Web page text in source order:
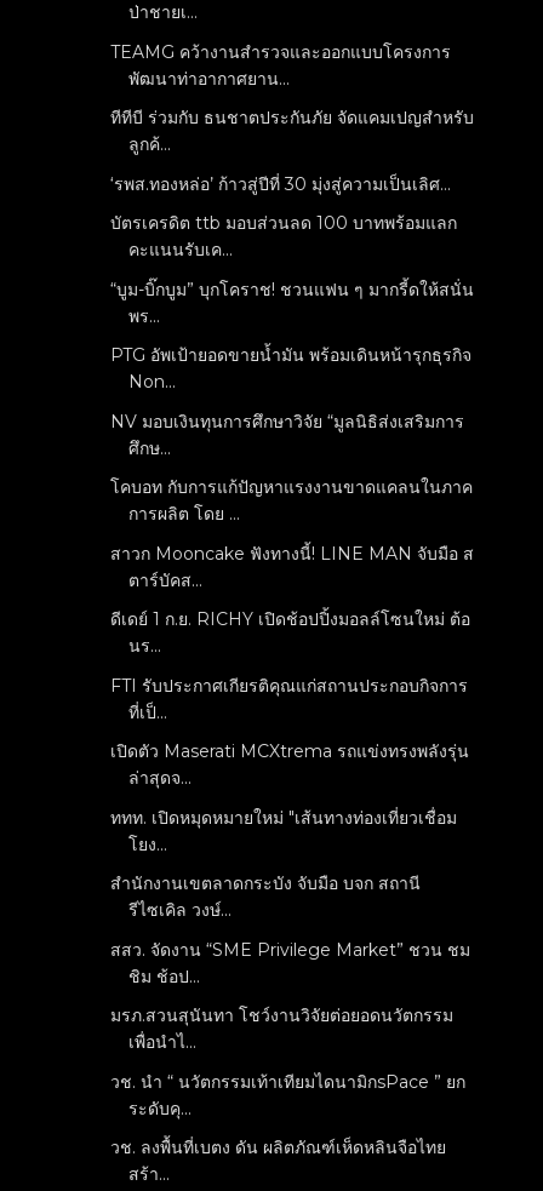
ป่าชายเ...
TEAMG คว้างานสำรวจและออกแบบโครงการ
พัฒนาท่าอากาศยาน...
ทีทีบี ร่วมกับ ธนชาตประกันภัย จัดแคมเปญสำหรับ
ลูกค้...
‘รพส.ทองหล่อ’ ก้าวสู่ปีที่ 30 มุ่งสู่ความเป็นเลิศ...
บัตรเครดิต ttb มอบส่วนลด 100 บาทพร้อมแลก
คะแนนรับเค...
“บูม-บิ๊กบูม” บุกโคราช! ชวนแฟน ๆ มากรี้ดให้สนั่น
พร...
PTG อัพเป้ายอดขายน้ำมัน พร้อมเดินหน้ารุกธุรกิจ
Non...
NV มอบเงินทุนการศึกษาวิจัย “มูลนิธิส่งเสริมการ
ศึกษ...
โคบอท กับการแก้ปัญหาแรงงานขาดแคลนในภาค
การผลิต โดย ...
สาวก Mooncake ฟังทางนี้! LINE MAN จับมือ ส
ตาร์บัคส...
ดีเดย์ 1 ก.ย. RICHY เปิดช้อปปิ้งมอลล์โซนใหม่ ต้อ
นร...
FTI รับประกาศเกียรติคุณแก่สถานประกอบกิจการ
ที่เป็...
เปิดตัว Maserati MCXtrema รถแข่งทรงพลังรุ่น
ล่าสุดจ...
ททท. เปิดหมุดหมายใหม่ "เส้นทางท่องเที่ยวเชื่อม
โยง...
สำนักงานเขตลาดกระบัง จับมือ บจก สถานี
รีไซเคิล วงษ์...
สสว. จัดงาน “SME Privilege Market” ชวน ชม
ชิม ช้อป...
มรภ.สวนสุนันทา โชว์งานวิจัยต่อยอดนวัตกรรม
เพื่อนำไ...
วช. นำ “ นวัตกรรมเท้าเทียมไดนามิกsPace ” ยก
ระดับคุ...
วช. ลงพื้นที่เบตง ดัน ผลิตภัณฑ์เห็ดหลินจือไทย
สร้า...